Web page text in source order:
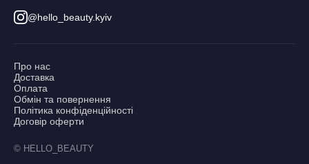
@hello_beauty.kyiv
Про нас
Доставка
Оплата
Обмін та повернення
Політика конфіденційності
Договір оферти
© HELLO_BEAUTY